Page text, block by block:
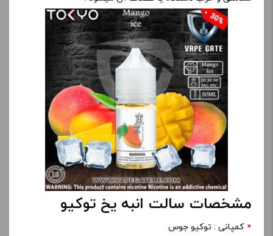
مشخصات سالت انبه یخ توکیو
کمپانی : توکیو جوس